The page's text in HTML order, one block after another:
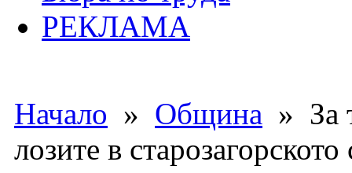
РЕКЛАМА
Начало » Община » За
лозите в